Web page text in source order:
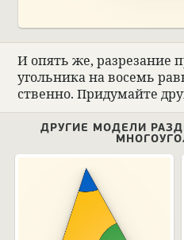
И опять же, раз­ре­за­ние
уголь­ника на восемь
ственно. При­думайте
ДРУГИЕ МОДЕЛИ